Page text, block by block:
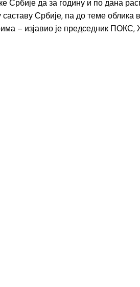
Србије да за годину и по дана
Србије, па до теме облика
– изјавио је председник ПОКС,